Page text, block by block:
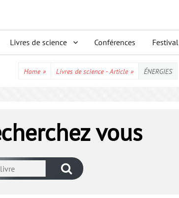
Livres de science Conférences Festival
Home » Livres de science - Article » ÉNERGIES
vous